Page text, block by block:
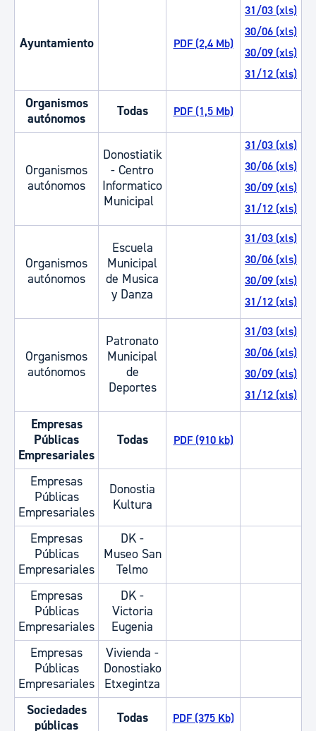
Ayuntamiento PDF (2,4 Mb)
31/03 (xls)
30/06 (xls)
30/09 (xls)
31/12 (xls)
Organismos
autónomos
Todas PDF (1,5 Mb)
Organismos
autónomos
Donostiatik
- Centro
Informatico
Municipal
31/03 (xls)
30/06 (xls)
30/09 (xls)
31/12 (xls)
Organismos
autónomos
Escuela
Municipal
de Musica
y Danza
31/03 (xls)
30/06 (xls)
30/09 (xls)
31/12 (xls)
Organismos
autónomos
Patronato
Municipal
de
Deportes
31/03 (xls)
30/06 (xls)
30/09 (xls)
31/12 (xls)
Empresas
Públicas
Empresariales
Todas PDF (910 kb)
Empresas
Públicas
Empresariales
Donostia
Kultura
Empresas
Públicas
Empresariales
DK -
Museo San
Telmo
Empresas
Públicas
Empresariales
DK -
Victoria
Eugenia
Empresas
Públicas
Empresariales
Vivienda -
Donostiako
Etxegintza
Sociedades
públicas
Todas PDF (375 Kb)